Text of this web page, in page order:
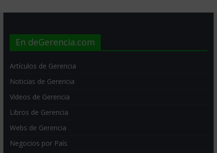
En deGerencia.com
Artículos de Gerencia
Noticias de Gerencia
Videos de Gerencia
Libros de Gerencia
Webs de Gerencia
Negocios por País